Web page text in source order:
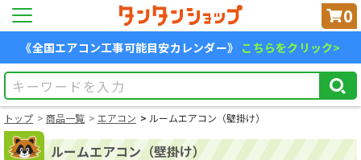
0
《全国エアコン工事可能目安カレンダー》 こちらをクリック>
トップ 商品一覧 エアコン ルームエアコン（壁掛け）
ルームエアコン（壁掛け）